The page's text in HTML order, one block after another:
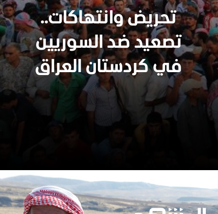
تحريض وانتهاكات..
تصعيد ضد السوريين
في كردستان العراق